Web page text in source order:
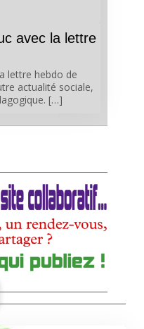
avec la lettre
lettre hebdo de
actualité sociale,
[…]